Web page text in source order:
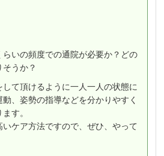
いの頻度での通院が必要か？どの
そうか？
て頂けるように一人一人の状態に
、姿勢の指導などを分かりやすく
す。
いケア方法ですので、ぜひ、やって